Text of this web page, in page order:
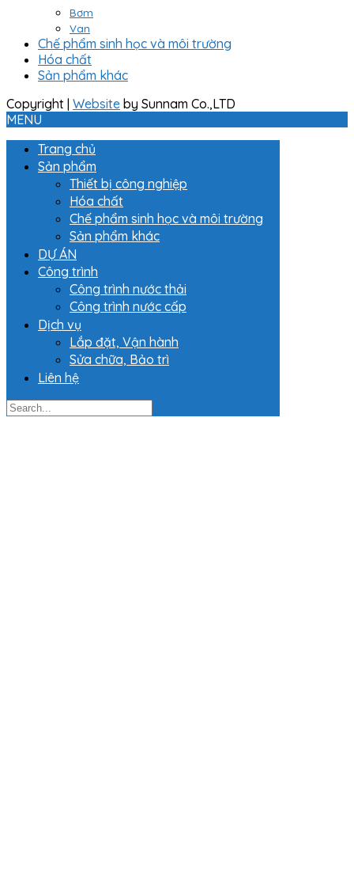
Bơm
Van
Chế phẩm sinh học và môi trường
Hóa chất
Sản phẩm khác
Copyright | Website by Sunnam Co.,LTD
MENU
Trang chủ
Sản phẩm
Thiết bị công nghiệp
Hóa chất
Chế phẩm sinh học và môi trường
Sản phẩm khác
DỰ ÁN
Công trình
Công trình nước thải
Công trình nước cấp
Dịch vụ
Lắp đặt, Vận hành
Sửa chữa, Bảo trì
Liên hệ